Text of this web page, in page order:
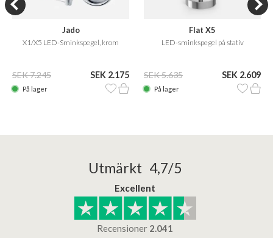
Jado
X1/X5 LED-Sminkspegel, krom
SEK 7.245 SEK 2.175
På lager
Flat X5
LED-sminkspegel på stativ
SEK 5.635 SEK 2.609
På lager
Utmärkt 4,7/5
Excellent
Recensioner 2.041